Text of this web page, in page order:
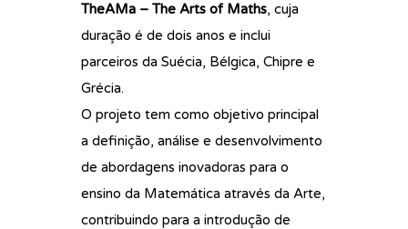
TheAMa – The Arts of Maths, cuja
duração é de dois anos e inclui
parceiros da Suécia, Bélgica, Chipre e
Grécia.
O projeto tem como objetivo principal
a definição, análise e desenvolvimento
de abordagens inovadoras para o
ensino da Matemática através da Arte,
contribuindo para a introdução de